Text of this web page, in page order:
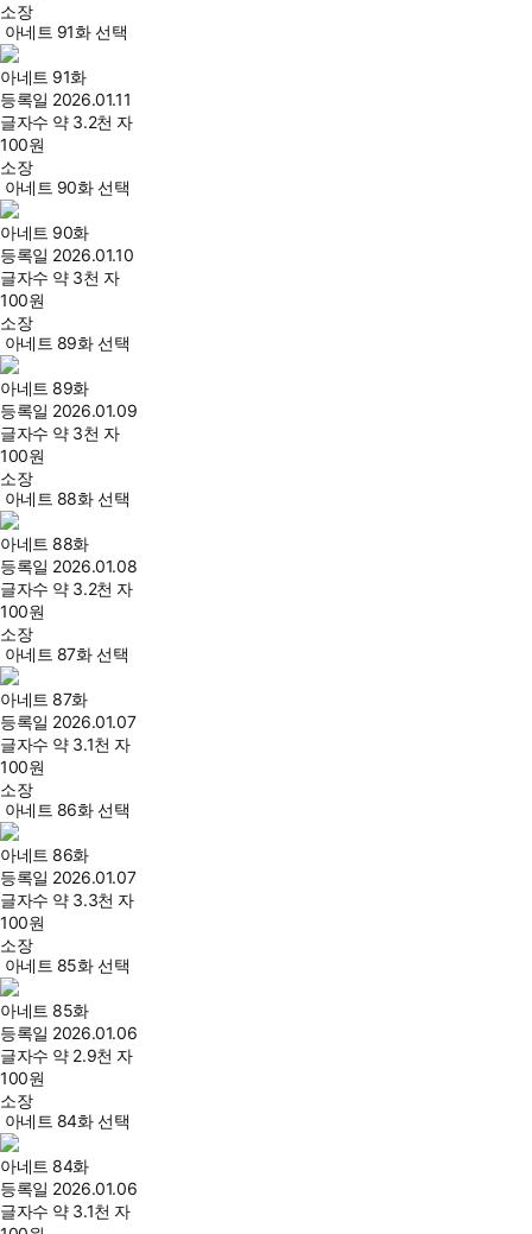
소장
아네트 91화 선택
아네트 91화
등록일 2026.01.11
글자수 약 3.2천 자
100원
소장
아네트 90화 선택
아네트 90화
등록일 2026.01.10
글자수 약 3천 자
100원
소장
아네트 89화 선택
아네트 89화
등록일 2026.01.09
글자수 약 3천 자
100원
소장
아네트 88화 선택
아네트 88화
등록일 2026.01.08
글자수 약 3.2천 자
100원
소장
아네트 87화 선택
아네트 87화
등록일 2026.01.07
글자수 약 3.1천 자
100원
소장
아네트 86화 선택
아네트 86화
등록일 2026.01.07
글자수 약 3.3천 자
100원
소장
아네트 85화 선택
아네트 85화
등록일 2026.01.06
글자수 약 2.9천 자
100원
소장
아네트 84화 선택
아네트 84화
등록일 2026.01.06
글자수 약 3.1천 자